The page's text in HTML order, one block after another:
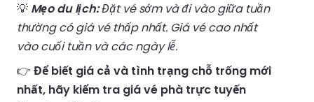
💡 Mẹo du lịch:Đặt vé sớm và đi vào giữa tuần
thường có giá vé thấp nhất. Giá vé cao nhất
vào cuối tuần và các ngày lễ.
👉 Để biết giá cả và tình trạng chỗ trống mới
nhất, hãy kiểm tra giá vé phà trực tuyến